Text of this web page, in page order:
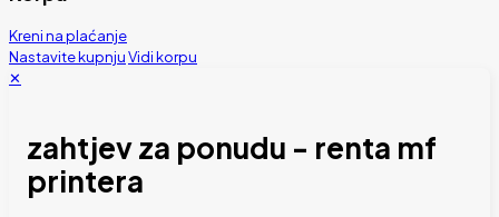
Kreni na plaćanje
Nastavite kupnjuVidi korpu
✕
zahtjev za ponudu - renta mf
printera